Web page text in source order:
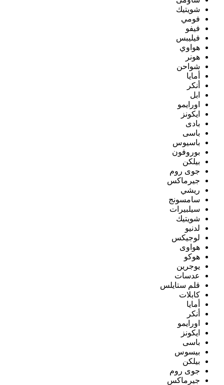
شويتيك
فومي
فيفو
فيليبس
هواوي
هونر
شواحن
أمايا
أنكر
ابل
اورايمو
ايكونز
بادى
باسى
باسيوس
بوروفون
بيلكن
جوى روم
جيرماكس
ريشي
سامسونج
سيلبيرات
شويتيك
لدنيو
لوجيكس
هواوى
هوكو
يوجرين
عدسات
قلم ستايلس
كابلات
أمايا
أنكر
اورايمو
ايكونز
باسى
بيسوس
بيلكن
جوى روم
جيرماكس